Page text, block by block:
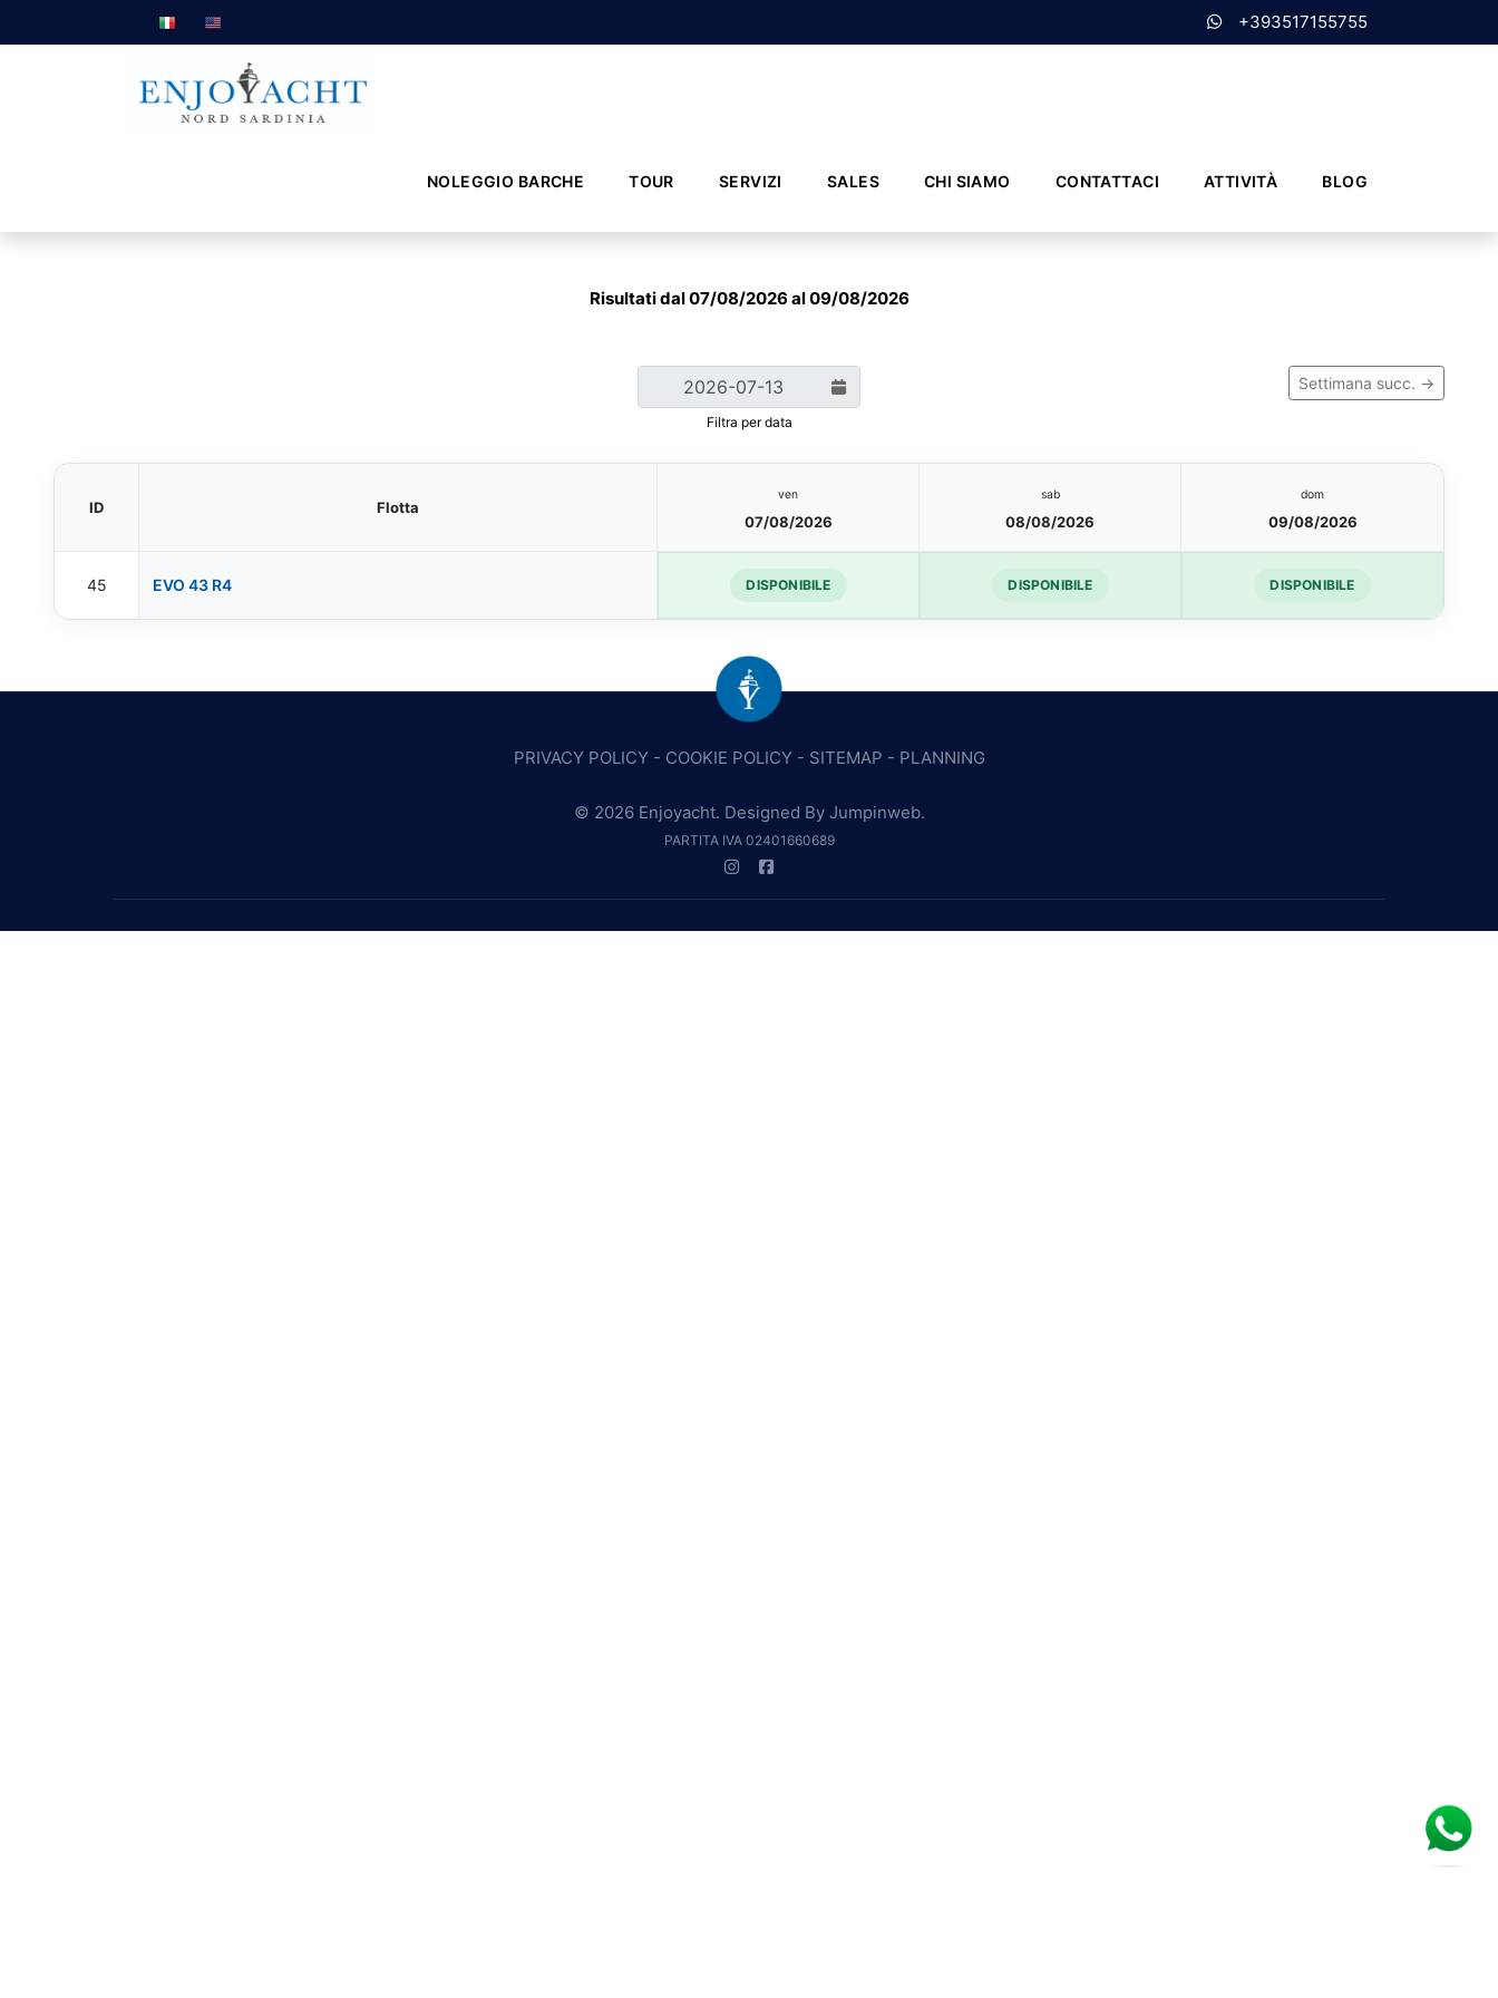
+393517155755
NOLEGGIO BARCHE TOUR SERVIZI SALES CHI SIAMO CONTATTACI ATTIVITÀ BLOG
Risultati dal 07/08/2026 al 09/08/2026
Filtra per data
Settimana succ. →
ID Flotta
ven
07/08/2026
sab
08/08/2026
dom
09/08/2026
45 EVO 43 R4 DISPONIBILE DISPONIBILE DISPONIBILE
PRIVACY POLICY- COOKIE POLICY- SITEMAP - PLANNING
© 2026 Enjoyacht. Designed By Jumpinweb.
PARTITA IVA 02401660689